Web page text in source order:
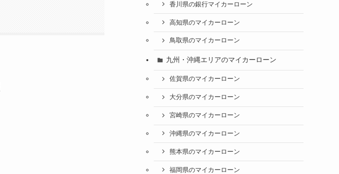
香川県の銀行マイカーローン
高知県のマイカーローン
鳥取県のマイカーローン
九州・沖縄エリアのマイカーローン
佐賀県のマイカーローン
大分県のマイカーローン
宮崎県のマイカーローン
沖縄県のマイカーローン
熊本県のマイカーローン
福岡県のマイカーローン